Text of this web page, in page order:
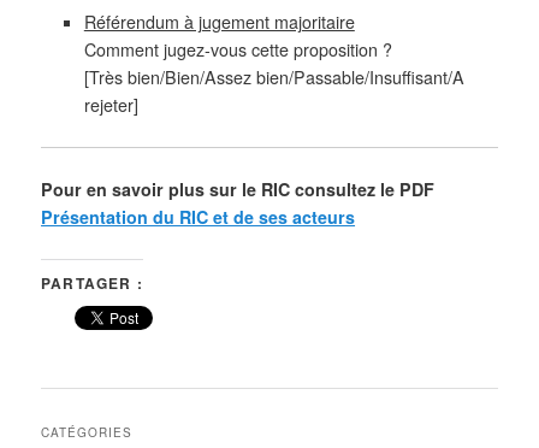
Référendum à jugement majoritaire
Comment jugez-vous cette proposition ?
[Très bien/Bien/Assez bien/Passable/Insuffisant/A
rejeter]
Pour en savoir plus sur le RIC consultez le PDF
Présentation du RIC et de ses acteurs
PARTAGER :
CATÉGORIES